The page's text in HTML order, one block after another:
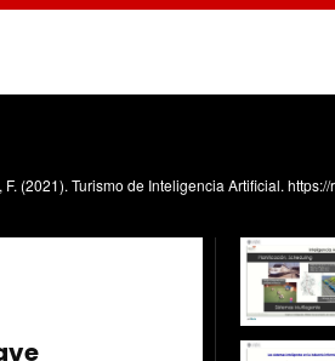
(2021). Turismo de Inteligencia Artificial.